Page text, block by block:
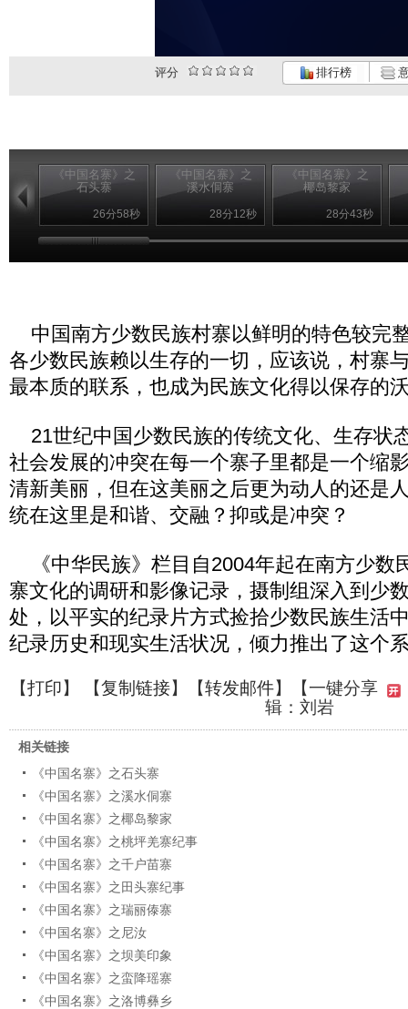
评分 排行榜
《中国名寨》之
石头寨
26分58秒
《中国名寨》之
溪水侗寨
28分12秒
《中国名寨》之
椰岛黎家
28分43秒
中国南方少数民族村寨以鲜明的特色较完
各少数民族赖以生存的一切，应该说，村寨
最本质的联系，也成为民族文化得以保存的
21世纪中国少数民族的传统文化、生存状
社会发展的冲突在每一个寨子里都是一个缩
清新美丽，但在这美丽之后更为动人的还是
统在这里是和谐、交融？抑或是冲突？
《中华民族》栏目自2004年起在南方少数
寨文化的调研和影像记录，摄制组深入到少
处，以平实的纪录片方式捡拾少数民族生活
纪录历史和现实生活状况，倾力推出了这个
【打印】 【复制链接】【转发邮件】
【一键分享
辑：刘岩
相关链接
《中国名寨》之石头寨
《中国名寨》之溪水侗寨
《中国名寨》之椰岛黎家
《中国名寨》之桃坪羌寨纪事
《中国名寨》之千户苗寨
《中国名寨》之田头寨纪事
《中国名寨》之瑞丽傣寨
《中国名寨》之尼汝
《中国名寨》之坝美印象
《中国名寨》之蛮降瑶寨
《中国名寨》之洛博彝乡